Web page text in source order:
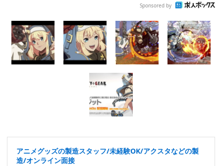
Sponsored by
アニメグッズの製造スタッフ/未経験OK/アクスタなどの製
造/オンライン面接